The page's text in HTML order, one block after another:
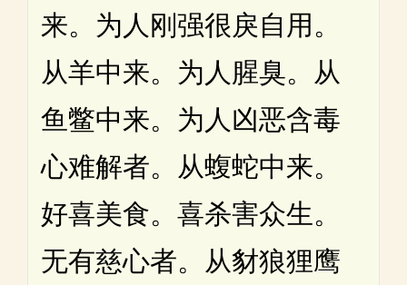
来。为人刚强很戾自用。
从羊中来。为人腥臭。从
鱼鳖中来。为人凶恶含毒
心难解者。从蝮蛇中来。
好喜美食。喜杀害众生。
无有慈心者。从豺狼狸鹰